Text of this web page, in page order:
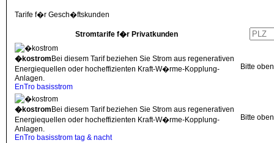
Tarife f�r Gesch�ftskunden
Stromtarife f�r Privatkunden
�kostrom Bei diesem Tarif beziehen Sie Strom aus regenerativen
Energiequellen oder hocheffizienten Kraft-W�rme-Kopplung-
Anlagen.
EnTro basisstrom
Bitte
�kostrom Bei diesem Tarif beziehen Sie Strom aus regenerativen
Energiequellen oder hocheffizienten Kraft-W�rme-Kopplung-
Anlagen.
EnTro basisstrom tag & nacht
Bitte